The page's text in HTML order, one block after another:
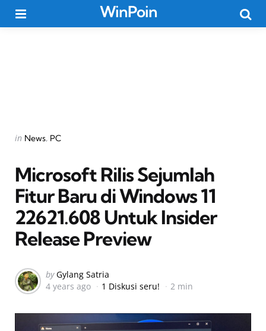
WinPoin
Categories
Posted
in News PC
Microsoft Rilis Sejumlah
Fitur Baru di Windows 11
22621.608 Untuk Insider
Release Preview
Posted
by
by Gylang Satria
4 years ago
1 Diskusi seru! 2 min